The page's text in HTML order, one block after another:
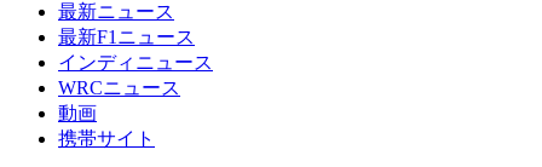
最新ニュース
最新F1ニュース
インディニュース
WRCニュース
動画
携帯サイト